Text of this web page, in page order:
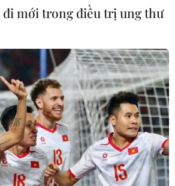
mới trong điều trị ung thư